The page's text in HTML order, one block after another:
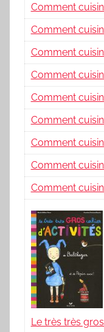
Comment
Comment
Comment
Comment
Comment
Comment
Comment
Comment
Comment
Le très très